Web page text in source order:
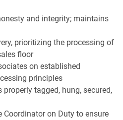
and integrity; maintains
prioritizing the processing of
floor
on established
principles
properly tagged, hung, secured,
on Duty to ensure